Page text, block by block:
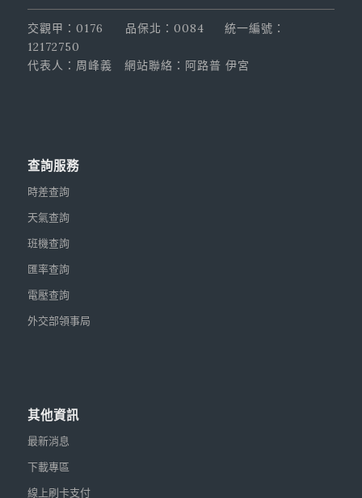
交觀甲：0176 品保北：0084
統一編號：
12172750
代表人：周峰義
網站聯絡：阿路普 伊宮
查詢服務
時差查詢
天氣查詢
班機查詢
匯率查詢
電壓查詢
外交部領事局
其他資訊
最新消息
下載專區
線上刷卡支付